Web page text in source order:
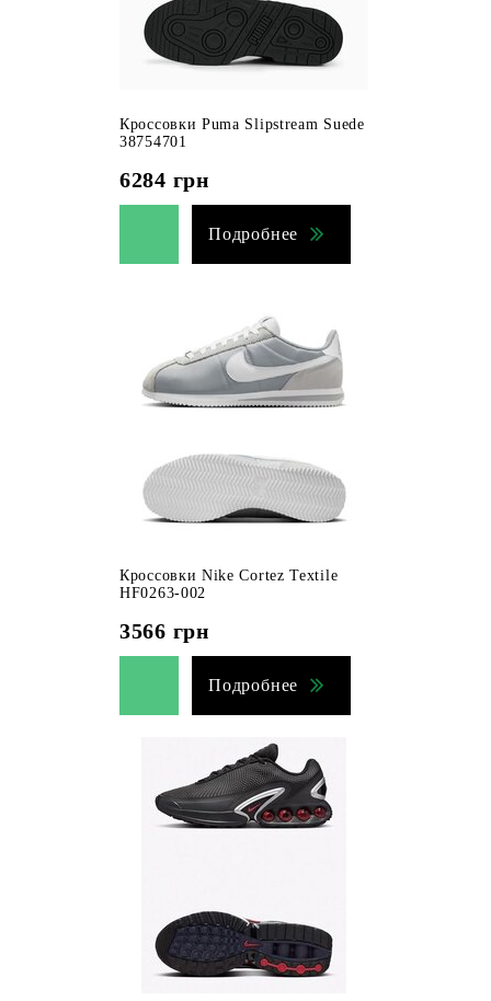
Кроссовки Puma Slipstream Suede
38754701
6284 грн
Подробнее
Кроссовки Nike Cortez Textile
HF0263-002
3566 грн
Подробнее